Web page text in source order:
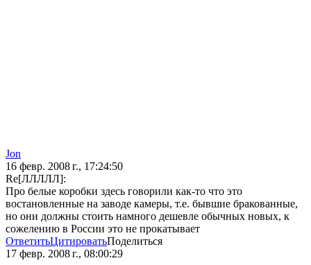
Jon
16 февр. 2008 г., 17:24:50
Re[ЛЛЛЛЛ]:
Про белые коробки здесь говорили как-то что это
востановленные на заводе камеры, т.е. бывшие бракованные,
но они должны стоить намного дешевле обычных новых, к
сожелению в России это не прокатывает
ОтветитьЦитироватьПоделиться
17 февр. 2008 г., 08:00:29